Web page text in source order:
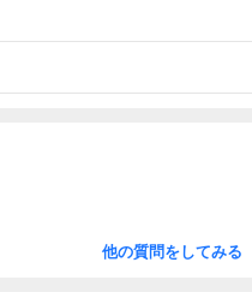
他の質問をしてみる